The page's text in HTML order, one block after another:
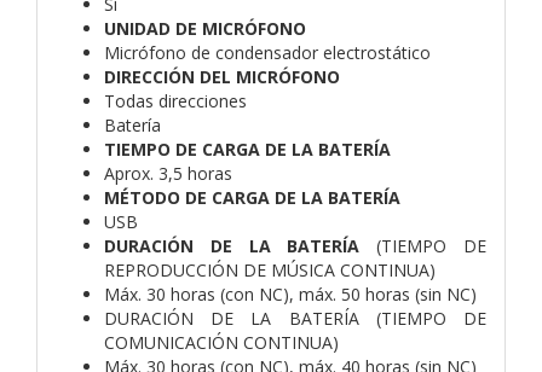
UNIDAD DE MICRÓFONO
Micrófono de condensador electrostático
DIRECCIÓN DEL MICRÓFONO
Todas direcciones
Batería
TIEMPO DE CARGA DE LA BATERÍA
Aprox. 3,5 horas
MÉTODO DE CARGA DE LA BATERÍA
USB
DURACIÓN DE LA BATERÍA(TIEMPO DE
REPRODUCCIÓN DE MÚSICA CONTINUA)
Máx. 30 horas (con NC), máx. 50 horas (sin NC)
DURACIÓN DE LA BATERÍA (TIEMPO DE
COMUNICACIÓN CONTINUA)
Máx. 30 horas (con NC), máx. 40 horas (sin NC)